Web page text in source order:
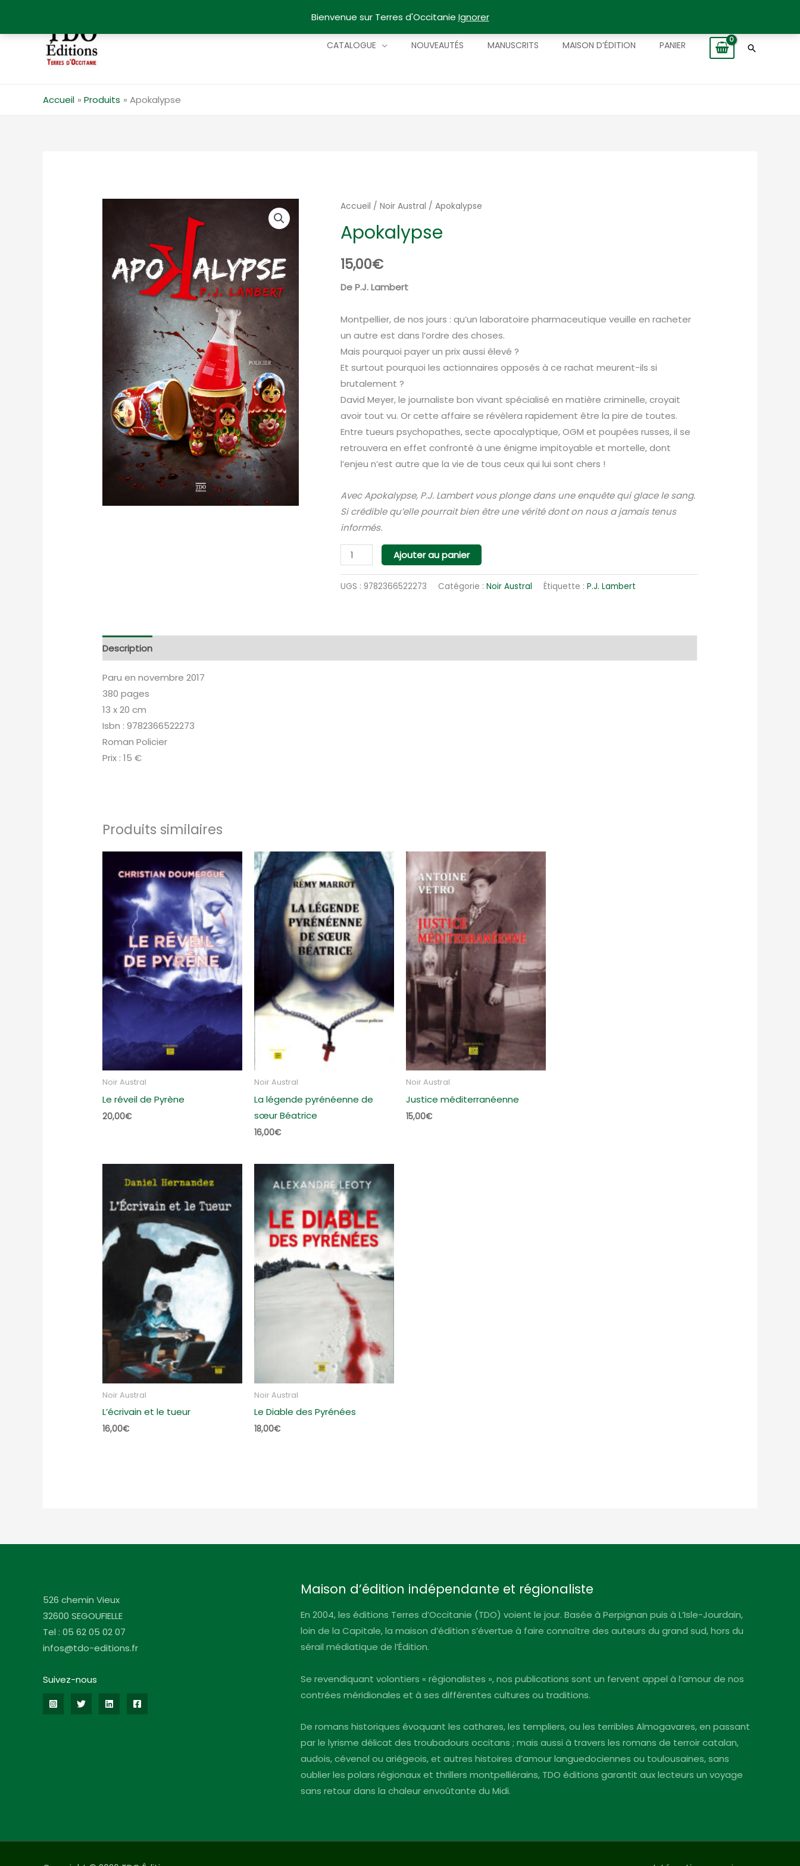
Bienvenue sur Terres d'Occitanie Ignorer
CATALOGUE NOUVEAUTÉS MANUSCRITS MAISON D’ÉDITION PANIER
Accueil Produits Apokalypse
Accueil /Noir Austral / Apokalypse
Apokalypse
15,00€
De P.J. Lambert
Montpellier, de nos jours : qu’un laboratoire pharmaceutique veuille en racheter
un autre est dans l’ordre des choses.
Mais pourquoi payer un prix aussi élevé ?
Et surtout pourquoi les actionnaires opposés à ce rachat meurent-ils si
brutalement ?
David Meyer, le journaliste bon vivant spécialisé en matière criminelle, croyait
avoir tout vu. Or cette affaire se révèlera rapidement être la pire de toutes.
Entre tueurs psychopathes, secte apocalyptique, OGM et poupées russes, il se
retrouvera en effet confronté à une énigme impitoyable et mortelle, dont
l’enjeu n’est autre que la vie de tous ceux qui lui sont chers !
Avec Apokalypse, P.J. Lambert vous plonge dans une enquête qui glace le sang.
Si crédible qu’elle pourrait bien être une vérité dont on nous a jamais tenus
informés.
quantité
de
Apokalypse
Ajouter au panier
UGS :9782366522273 Catégorie :Noir Austral Étiquette :P.J. Lambert
Description
Paru en novembre 2017
380 pages
13 x 20 cm
Isbn : 9782366522273
Roman Policier
Prix : 15 €
Produits similaires
Noir Austral
Le réveil de Pyrène
20,00€
Noir Austral
La légende pyrénéenne de
sœur Béatrice
16,00€
Noir Austral
Justice méditerranéenne
15,00€
Noir Austral
L’écrivain et le tueur
16,00€
Noir Austral
Le Diable des Pyrénées
18,00€
526 chemin Vieux
32600 SEGOUFIELLE
Tel : 05 62 05 02 07
infos@tdo-editions.fr
Suivez-nous
Maison d’édition indépendante et régionaliste
En 2004, les éditions Terres d’Occitanie (TDO) voient le jour. Basée à Perpignan puis à L’Isle-Jourdain,
loin de la Capitale, la maison d’édition s’évertue à faire connaître des auteurs du grand sud, hors du
sérail médiatique de l’Édition.
Se revendiquant volontiers « régionalistes », nos publications sont un fervent appel à l’amour de nos
contrées méridionales et à ses différentes cultures ou traditions.
De romans historiques évoquant les cathares, les templiers, ou les terribles Almogavares, en passant
par le lyrisme délicat des troubadours occitans ; mais aussi à travers les romans de terroir catalan,
audois, cévenol ou ariégeois, et autres histoires d’amour languedociennes ou toulousaines, sans
oublier les polars régionaux et thrillers montpelliérains, TDO éditions garantit aux lecteurs un voyage
sans retour dans la chaleur envoûtante du Midi.